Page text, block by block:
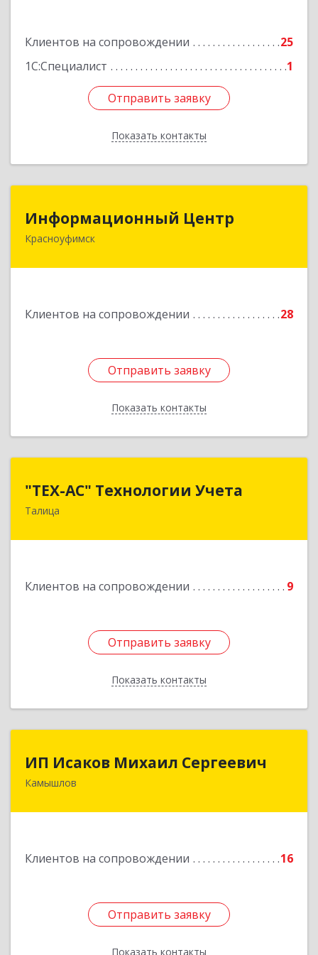
Клиентов на сопровождении
25
1С:Специалист
1
Отправить заявку
Показать контакты
Отправить заявку
Назад
Информационный Центр
Красноуфимск
Клиентов на сопровождении 28
Отправить заявку
Показать контакты
Информационный Центр
623300, Свердловская обл, Красноуфимск г,
Отправить заявку
Назад
"ТЕХ-АС" Технологии Учета
Талица
Клиентов на сопровождении 9
Отправить заявку
Показать контакты
Отправить заявку
Назад
ИП Исаков Михаил Сергеевич
Камышлов
Клиентов на сопровождении 16
Отправить заявку
Показать контакты
624860, Свердловская обл, Камышлов г, Ленина
Отправить заявку
Назад